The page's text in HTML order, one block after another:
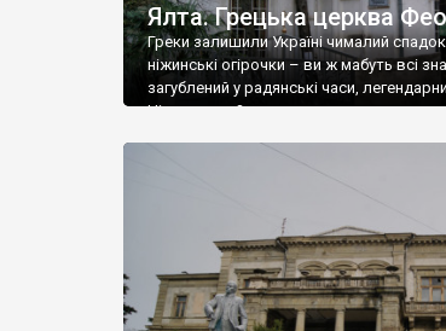
Ялта. Грецька церква
Греки залишили Україні чималий
ніжинські огірочки – ви ж мабуть всі
загублений у радянські часи,
Ніжин греки?